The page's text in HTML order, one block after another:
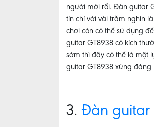
người mới rồi. Đàn guitar
tín chỉ với vài trăm nghìn
chơi còn có thể sử dụng
guitar GT8938 có kích
sớm thì đây có thể là một
guitar GT8938 xứng
3. Đàn guitar